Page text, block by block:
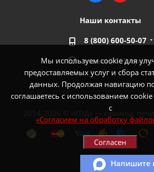
Мы используем cookie для
предоставляемых услуг и сбора
данных. Продолжая навигацию
соглашаетесь с использованием cookie
с
«Согласием на обработку
Согласен
Напишите
Наши контакты
8 (800) 600-50-07
market@100-kpd.ru
2014-2026 © «КПД» — камины,